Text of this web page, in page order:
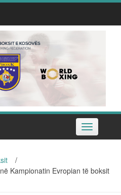
Toggle
navigation
/
Kampionatin Evropian të boksit